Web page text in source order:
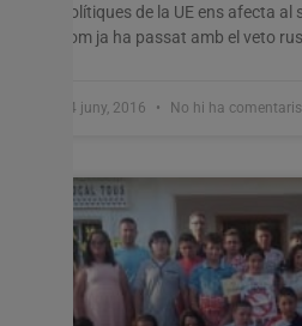
polítiques de la UE ens afecta
com ja ha passat amb el veto
24 juny, 2016 No hi ha comentaris